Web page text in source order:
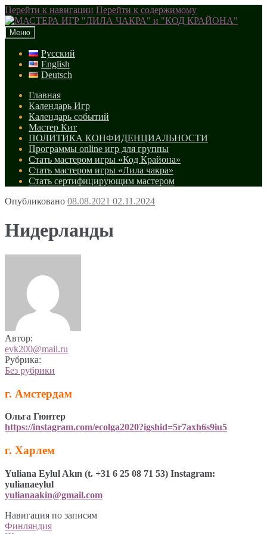
Перейти к навигации Перейти к содержимому
Меню
Русский
English
Deutsch
Главная
Календарь Игр
Календарь событий
Мастер Кит
ПОЛИТИКА КОНФИДЕНЦИАЛЬНОСТИ
Программы online игр для группы
Стать мастером игры «Код Крайона»
Стать мастером игры «Лила чакра»
Стать сертифицирующим мастером
Опубликовано 08.08.2021 02.11.2024
Нидерланды
Автор:
evk200@mail.ru
Рубрика:
Без рубрики
г. Амстердам
Ольга Гюнтер
https://instagram.com/ecolga2020?igshid=5r7axh6s9iu5
г. Харлем
Yuliana Eylul Akın (t. ⁠+31 6 25 08 71 53) ⁠Instagram:
yulianaeylul
yulianaakin@gmail.com
Навигация по записям
Финляндия